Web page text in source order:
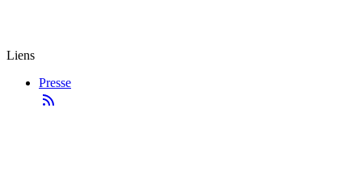
Liens
Presse